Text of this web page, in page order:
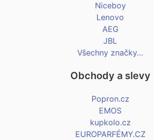
Niceboy
Lenovo
AEG
JBL
Všechny značky…
Obchody a slevy
Popron.cz
EMOS
kupkolo.cz
EUROPARFÉMY.CZ